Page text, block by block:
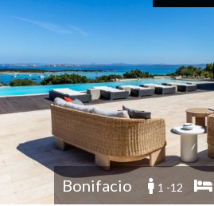
Bonifacio 1 -12